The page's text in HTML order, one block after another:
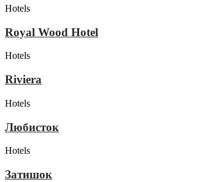
Hotels
Royal Wood Hotel
Hotels
Riviera
Hotels
Любисток
Hotels
Затишок